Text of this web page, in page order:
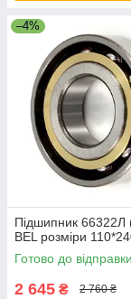
–4%
Підшипник 66322Л
BEL розміри
Готово до відправки
2 645 ₴ 2 760 ₴